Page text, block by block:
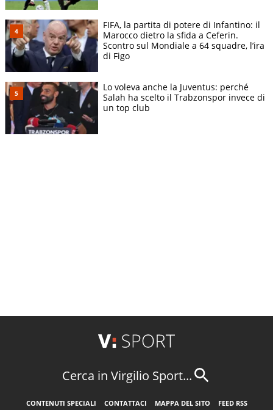
FIFA, la partita di potere di Infantino: il
Marocco dietro la sfida a Ceferin.
Scontro sul Mondiale a 64 squadre, l’ira
di Figo
Lo voleva anche la Juventus: perché
Salah ha scelto il Trabzonspor invece di
un top club
Cerca in Virgilio Sport...
CONTENUTI SPECIALI CONTATTACI MAPPA DEL SITO
FEED RSS